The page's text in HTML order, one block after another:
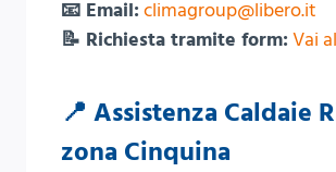
📧 Email: climagroup@libero.it
📝 Richiesta tramite form: Vai
📍 Assistenza Caldaie
zona Cinquina